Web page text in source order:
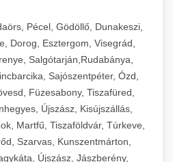
Pécel, Gödöllő, Dunakeszi,
Dorog, Esztergom, Visegrád,
Salgótarján,Rudabánya,
Sajószentpéter, Ózd,
Füzesabony, Tiszafüred,
Újszász, Kisújszállás,
Martfű, Tiszaföldvár, Túrkeve,
Szarvas, Kunszentmárton,
Újszász, Jászberény,